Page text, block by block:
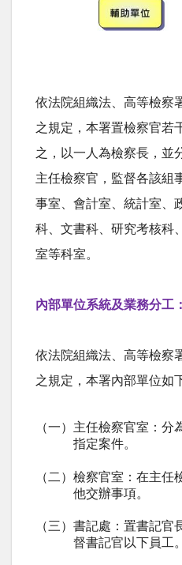
依法院組織法、高等檢察
之規定，本署置檢察官若
之，以一人為檢察長，並
主任檢察官，監督各該組
事室、會計室、統計室、
科、文書科、研究考核科
室等科室。
內部單位系統及業務分工：
依法院組織法、高等檢察
之規定，本署內部單位如
（一） 主任檢察官室：分
指定案件。
（二） 檢察官室：在主任
他交辦事項。
（三） 書記處：置書記官
督書記官以下員工。